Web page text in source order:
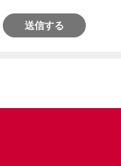
送信する